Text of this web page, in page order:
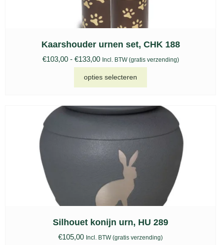
Kaarshouder urnen set, CHK 188
€103,00 - €133,00 Incl. BTW (gratis verzending)
opties selecteren
Silhouet konijn urn, HU 289
€105,00 Incl. BTW (gratis verzending)